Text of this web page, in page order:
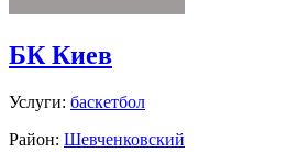
БК Киев
Услуги: баскетбол
Район: Шевченковский